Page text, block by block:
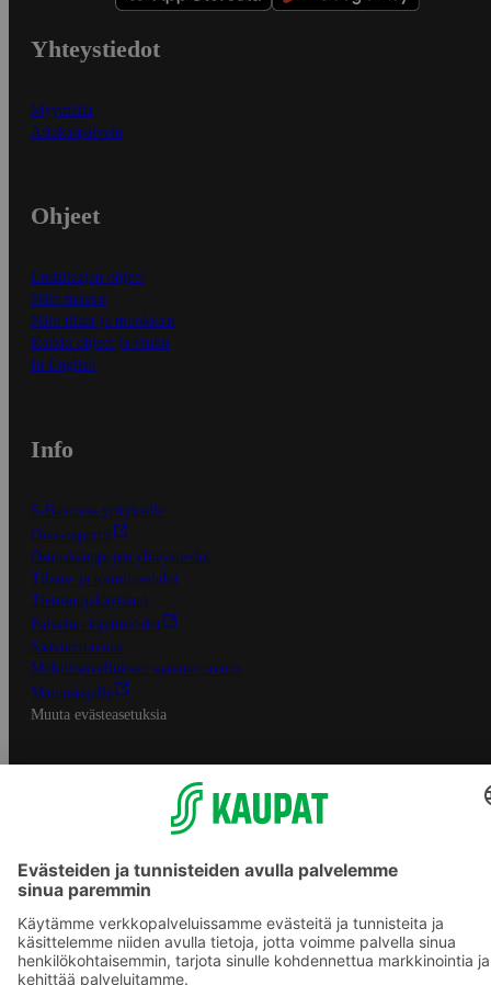
Yhteystiedot
Myymälät
Asiakaspalvelu
Ohjeet
Ensitilaajan ohjeet
Näin maksat
Näin tilaat ja muokkaat
Kaikki ohjeet ja vinkit
In English
Info
S-Business yrityksille
Oiva-raportit
Osuuskauppojen yhteystiedot
Tilaus- ja toimitusehdot
Tietosuojakäytäntö
Palvelun käyttöehdot
Saavutettavuus
Mobiilisovelluksen saavutettavuus
Mainostajalle
Muuta evästeasetuksia
S-ryhmän palvelut
S-ryhmä
Asiakasomistajuus
S-ostoslista -sovellus
Prisma.fi